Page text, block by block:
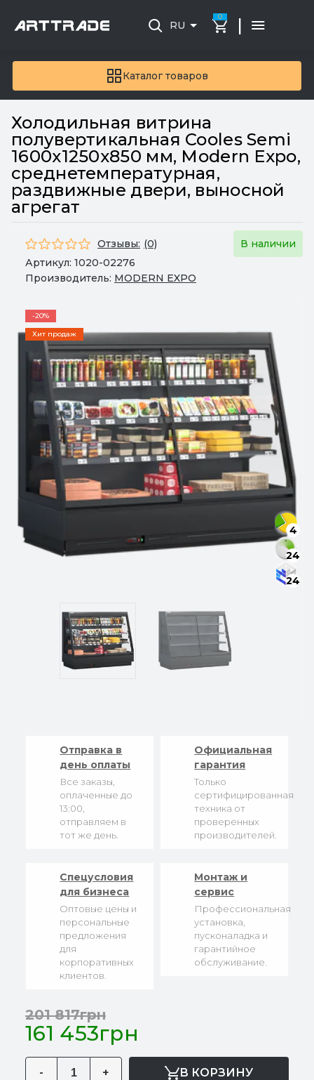
Каталог товаров
RU
0 |
Холодильная витрина
полувертикальная Cooles Semi
1600х1250х850 мм, Modern Expo,
среднетемпературная,
раздвижные двери, выносной
агрегат
Отзывы: (0)
В наличии
Артикул: 1020-02276
Производитель: MODERN EXPO
-20%
Хит продаж
4
24
24
Отправка в
день оплаты
Все заказы,
оплаченные до
13:00,
отправляем в
тот же день.
Официальная
гарантия
Только
сертифицированная
техника от
проверенных
производителей.
Спецусловия
для бизнеса
Оптовые цены и
персональные
предложения
для
корпоративных
клиентов.
Монтаж и
сервис
Профессиональная
установка,
пусконаладка и
гарантийное
обслуживание.
161 453грн
201 817грн
- + В КОРЗИНУ